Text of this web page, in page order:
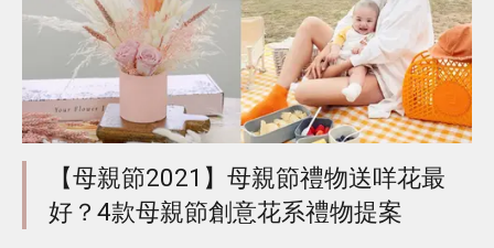
【母親節2021】母親節禮物送咩花最
好？4款母親節創意花系禮物提案